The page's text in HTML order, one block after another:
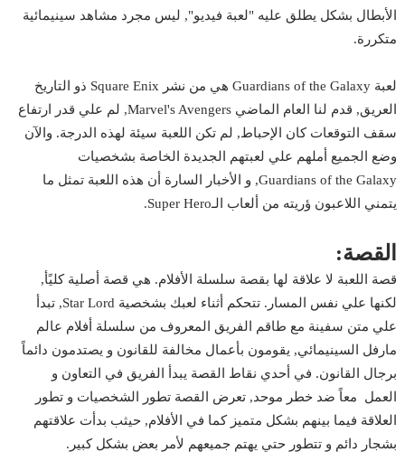
الأبطال بشكل يطلق عليه "لعبة فيديو", ليس مجرد مشاهد سينيمائية
متكررة.
لعبة Guardians of the Galaxy هي من نشر Square Enix ذو التاريخ
العريق, قدم لنا العام الماضي Marvel's Avengers, لم علي قدر ارتفاع
سقف التوقعات كان الإحباط, لم تكن اللعبة سيئة لهذه الدرجة. والآن
وضع الجميع أملهم علي لعبتهم الجديدة الخاصة بشخصيات
Guardians of the Galaxy, و الأخبار السارة أن هذه اللعبة تمثل ما
يتمني اللاعبون ؤريته من ألعاب الـSuper Hero.
القصة:
قصة اللعبة لا علاقة لها بقصة سلسلة الأفلام. هي قصة أصلية كليًأ,
لكنها علي نفس المسار. تتحكم أثناء لعبك بشخصية Star Lord, تبدأ
علي متن سفينة مع طاقم الفريق المعروف من سلسلة أفلام عالم
مارفل السينيمائي, يقومون بأعمال مخالفة للقانون و يصتدمون دائماً
برجال القانون. في أحدي نقاط القصة يبدأ الفريق في التعاون و
العمل معاً ضد خطر موحد, تعرض القصة تطور الشخصيات و تطور
العلاقة فيما بينهم بشكل متميز كما في الأفلام, حيثب بدأت علاقتهم
بشجار دائم و تتطور حتي يهتم جميعهم لأمر بعض بشكل كبير.